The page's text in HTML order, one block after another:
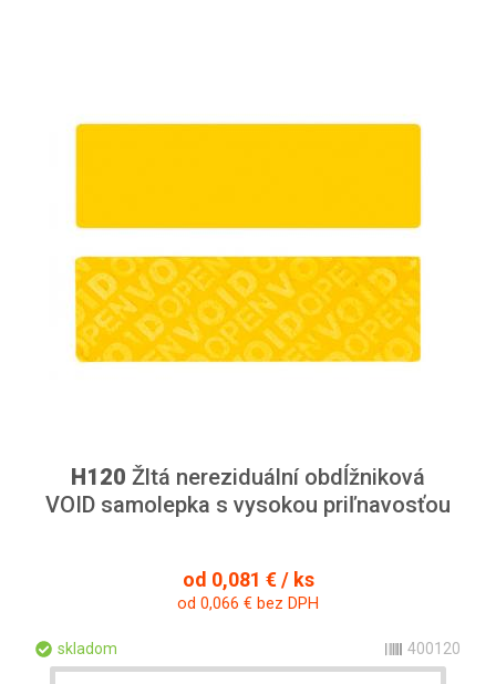
H120 Žltá nereziduální obdĺžniková
VOID samolepka s vysokou priľnavosťou
od 0,081 € / ks
od 0,066 € bez DPH
skladom 400120